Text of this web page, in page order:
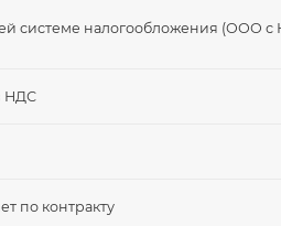
системе налогообложения (ООО с
НДС
по контракту